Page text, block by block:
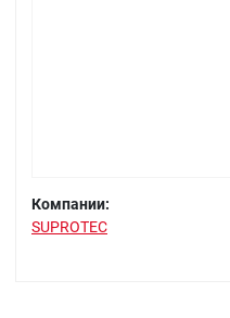
Компании:
SUPROTEC